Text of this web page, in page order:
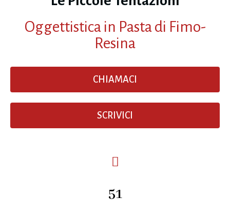
Oggettistica in Pasta di Fimo-
Resina
CHIAMACI
SCRIVICI
51